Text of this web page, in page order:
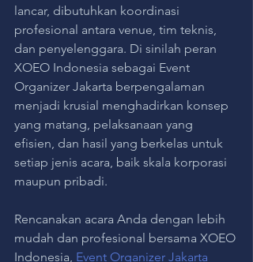
lancar, dibutuhkan koordinasi
profesional antara venue, tim teknis,
dan penyelenggara. Di sinilah peran
XOEO Indonesia sebagai Event
Organizer Jakarta berpengalaman
menjadi krusial menghadirkan konsep
yang matang, pelaksanaan yang
efisien, dan hasil yang berkelas untuk
setiap jenis acara, baik skala korporasi
maupun pribadi.
Rencanakan acara Anda dengan lebih
mudah dan profesional bersama XOEO
Indonesia, Event Organizer Jakarta